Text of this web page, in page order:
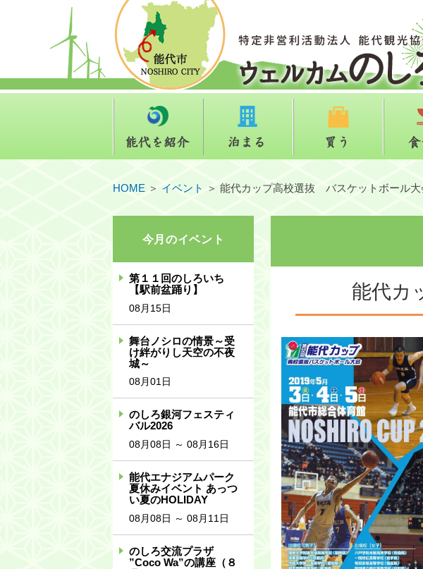
能代を紹介
HOME ＞ イベント ＞ 能代カップ高校選抜 バスケットボール大
今月のイベント
第１１回のしろいち
【駅前盆踊り】
08月15日
舞台ノシロの情景～受
け絆がりし天空の不夜
城～
08月01日
のしろ銀河フェスティ
バル2026
08月08日 ～ 08月16日
能代エナジアムパーク
夏休みイベント あっつ
い夏のHOLIDAY
08月08日 ～ 08月11日
のしろ交流プラザ
”Coco Wa”の講座（８
能代カ